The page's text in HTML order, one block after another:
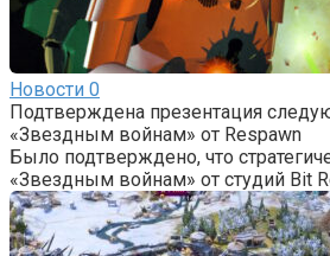
Новости 0
Подтверждена презентация
«Звездным войнам» от Respawn
Было подтверждено, что
«Звездным войнам» от студий Bit